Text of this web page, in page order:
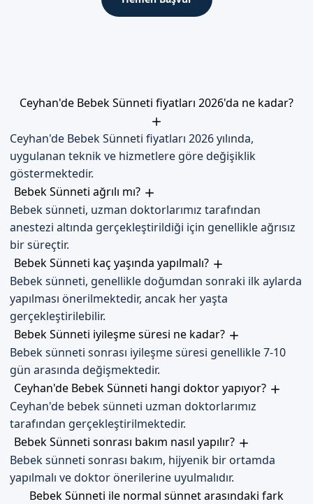
dikkat edilmesi gereken kritik bir dönemdir. Bebeğin rahat
edilmesi gerekmektedir.
Dikkat Edilmesi Gerekenler
Sünnet sonrası, bebeğin özellikle hijyenine dikkat edilmesi,
enfeksiyon riskini azaltır. Ayrıca, doktor önerilerine uyulması
önemlidir.
Adana Ceyhan'de Sizi Bekliyoruz
Adana Ceyhan Bebek Sünneti için uzman ekibimizle sizleri
bekliyoruz. Randevu almak için randevu formumuzdan bize
ulaşabilirsiniz. Sağlıklı ve güvenli bir sünnet deneyimi için
iletişim kanallarımız her zaman açıktır.
Ceyhan'de Bebek Sünneti fiyatları 2026 yılında,
uygulanan teknik ve hizmetlere göre değişiklik
göstermektedir.
Bebek Sünneti ağrılı mı?
Bebek sünneti, uzman doktorlarımız tarafından
anestezi altında gerçekleştirildiği için genellikle ağrısız
bir süreçtir.
Bebek Sünneti kaç yaşında yapılmalı?
Bebek sünneti, genellikle doğumdan sonraki ilk aylarda
yapılması önerilmektedir, ancak her yaşta
gerçekleştirilebilir.
Bebek Sünneti iyileşme süresi ne kadar?
Bebek sünneti sonrası iyileşme süresi genellikle 7-10
gün arasında değişmektedir.
Ceyhan'de Bebek Sünneti hangi doktor yapıyor?
Ceyhan'de bebek sünneti uzman doktorlarımız
tarafından gerçekleştirilmektedir.
Bebek Sünneti sonrası bakım nasıl yapılır?
Bebek sünneti sonrası bakım, hijyenik bir ortamda
yapılmalı ve doktor önerilerine uyulmalıdır.
Bebek Sünneti ile normal sünnet arasındaki fark